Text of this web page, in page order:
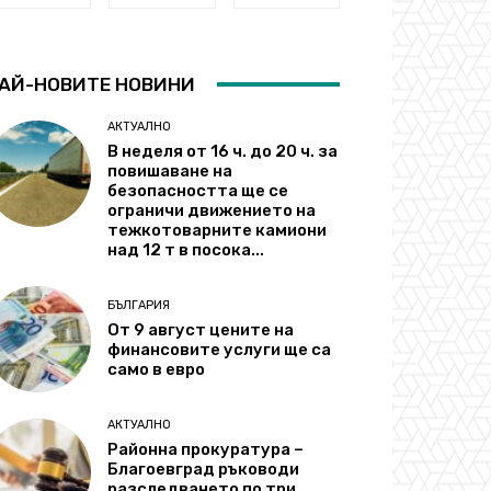
НОВИТЕ НОВИНИ
АКТУАЛНО
В неделя от 16 ч. до 20 ч. за
повишаване на
безопасността ще се
ограничи движението на
тежкотоварните камиони
над 12 т в посока...
БЪЛГАРИЯ
От 9 август цените на
финансовите услуги ще са
само в евро
АКТУАЛНО
Районна прокуратура –
Благоевград ръководи